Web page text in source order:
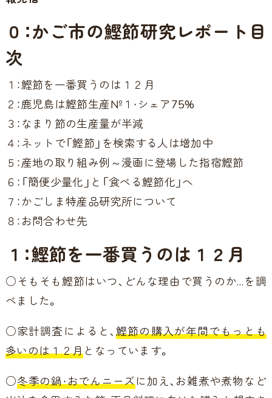
０：かご市の鰹節研究レポート目
次
１：鰹節を一番買うのは１２月
２：鹿児島は鰹節生産№１・シェア75%
３：なまり節の生産量が半減
４：ネットで「鰹節」を検索する人は増加中
５：産地の取り組み例～漫画に登場した指宿鰹節
６：「簡便少量化」と「食べる鰹節化」へ
７：かごしま特産品研究所について
８：お問合わせ先
１：鰹節を一番買うのは１２月
○そもそも鰹節はいつ、どんな理由で買うのか…を調
べました。
○家計調査によると、鰹節の購入が年間でもっとも
多いのは１２月となっています。
○冬季の鍋・おでんニーズに加え、お雑煮や煮物など